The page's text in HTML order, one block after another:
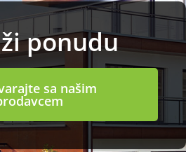
ponudu
sa našim